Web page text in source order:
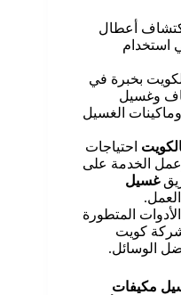
أعطال
استخدام
بخبرة في
وغسيل
وماكينات الغسيل
احتياجات
الخدمة على
غسيل
المتطورة
شركة كويت
الوسائل.
مكيفات